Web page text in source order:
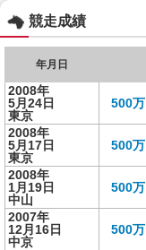
競走成績
年月日
2008年
5月24日
東京
500
2008年
5月17日
東京
500
2008年
1月19日
中山
500
2007年
12月16日
中京
500